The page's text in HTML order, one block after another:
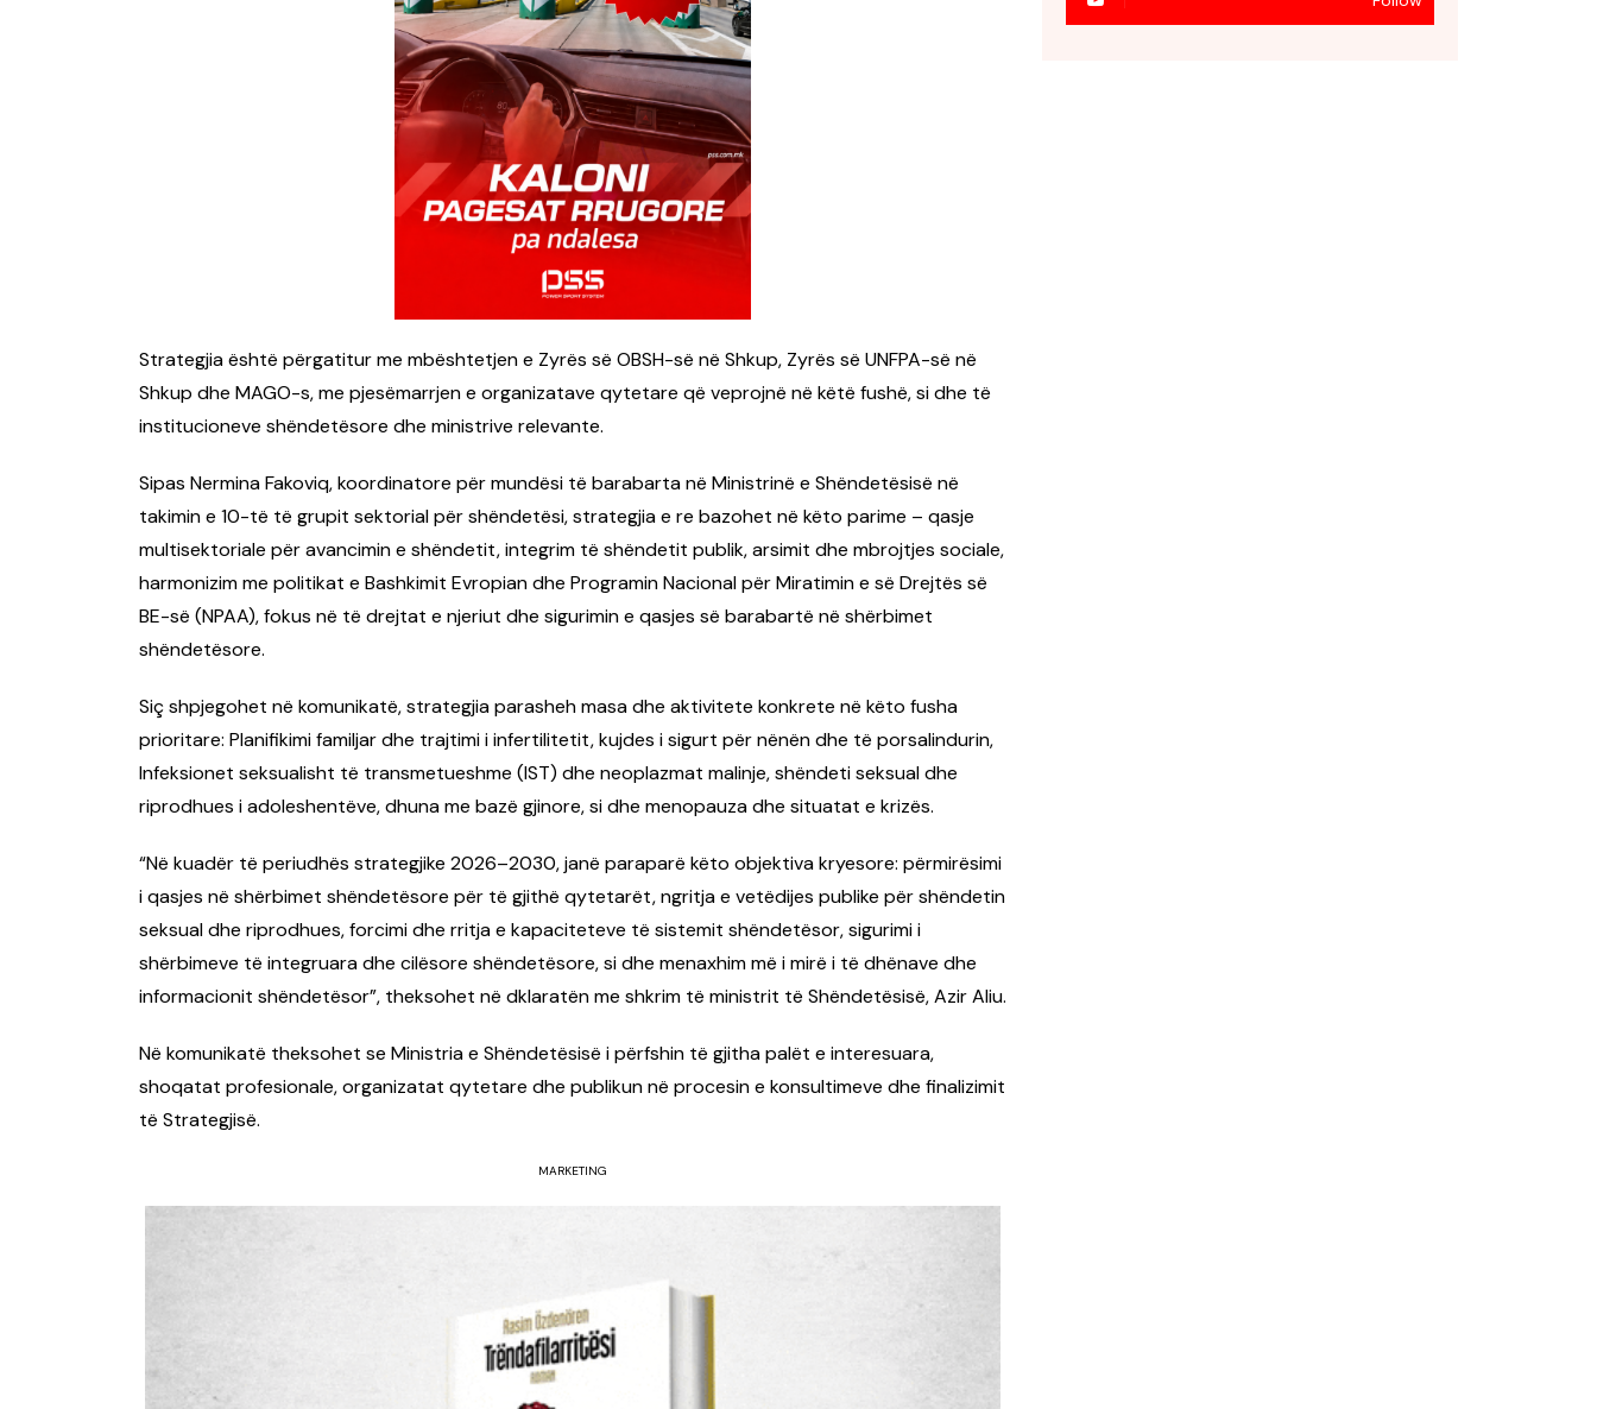
Strategjia është përgatitur me mbështetjen e Zyrës së OBSH-së në Shkup, Zyrës së UNFPA-së në
Shkup dhe MAGO-s, me pjesëmarrjen e organizatave qytetare që veprojnë në këtë fushë, si dhe të
institucioneve shëndetësore dhe ministrive relevante.
Sipas Nermina Fakoviq, koordinatore për mundësi të barabarta në Ministrinë e Shëndetësisë në
takimin e 10-të të grupit sektorial për shëndetësi, strategjia e re bazohet në këto parime – qasje
multisektoriale për avancimin e shëndetit, integrim të shëndetit publik, arsimit dhe mbrojtjes sociale,
harmonizim me politikat e Bashkimit Evropian dhe Programin Nacional për Miratimin e së Drejtës së
BE-së (NPAA), fokus në të drejtat e njeriut dhe sigurimin e qasjes së barabartë në shërbimet
shëndetësore.
Siç shpjegohet në komunikatë, strategjia parasheh masa dhe aktivitete konkrete në këto fusha
prioritare: Planifikimi familjar dhe trajtimi i infertilitetit, kujdes i sigurt për nënën dhe të porsalindurin,
Infeksionet seksualisht të transmetueshme (IST) dhe neoplazmat malinje, shëndeti seksual dhe
riprodhues i adoleshentëve, dhuna me bazë gjinore, si dhe menopauza dhe situatat e krizës.
“Në kuadër të periudhës strategjike 2026–2030, janë paraparë këto objektiva kryesore: përmirësimi
i qasjes në shërbimet shëndetësore për të gjithë qytetarët, ngritja e vetëdijes publike për shëndetin
seksual dhe riprodhues, forcimi dhe rritja e kapaciteteve të sistemit shëndetësor, sigurimi i
shërbimeve të integruara dhe cilësore shëndetësore, si dhe menaxhim më i mirë i të dhënave dhe
informacionit shëndetësor”, theksohet në dklaratën me shkrim të ministrit të Shëndetësisë, Azir Aliu.
Në komunikatë theksohet se Ministria e Shëndetësisë i përfshin të gjitha palët e interesuara,
shoqatat profesionale, organizatat qytetare dhe publikun në procesin e konsultimeve dhe finalizimit
të Strategjisë.
MARKETING